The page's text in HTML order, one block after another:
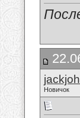
Новичок